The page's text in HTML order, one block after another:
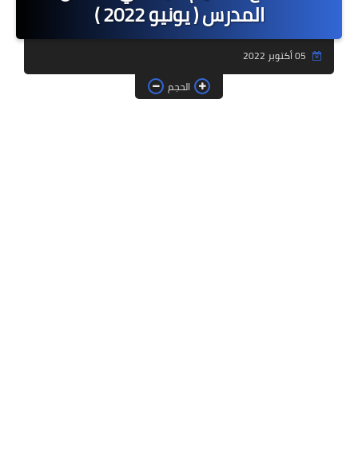
فروض وامتحانات
دلائل تربوية
المدرس ( يونيو 2022 )
الحجم